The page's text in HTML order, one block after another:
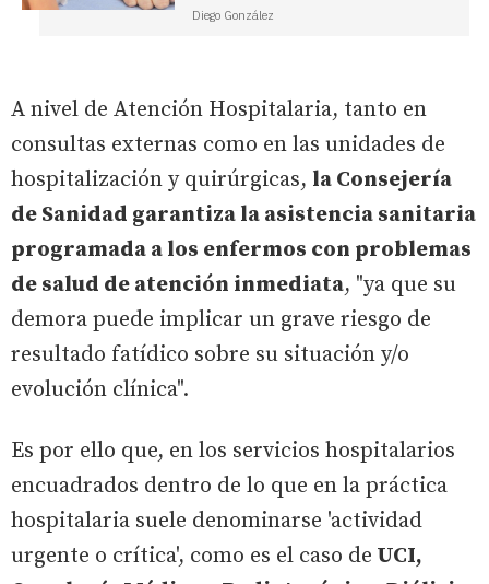
Diego González
A nivel de Atención Hospitalaria, tanto en
consultas externas como en las unidades de
hospitalización y quirúrgicas, la Consejería
de Sanidad garantiza la asistencia sanitaria
programada a los enfermos con problemas
de salud de atención inmediata, "ya que su
demora puede implicar un grave riesgo de
resultado fatídico sobre su situación y/o
evolución clínica".
Es por ello que, en los servicios hospitalarios
encuadrados dentro de lo que en la práctica
hospitalaria suele denominarse 'actividad
urgente o crítica', como es el caso de UCI,